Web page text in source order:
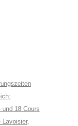
und 18 Cours
Lavoisier,